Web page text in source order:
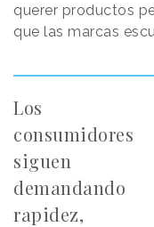
querer productos
que las marcas
Los
consumidores
siguen
demandando
rapidez,